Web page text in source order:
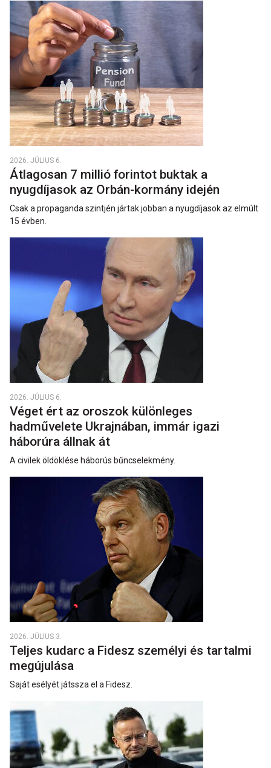
2026. JÚLIUS 6.
Átlagosan 7 millió forintot buktak a
nyugdíjasok az Orbán-kormány idején
Csak a propaganda szintjén jártak jobban a nyugdíjasok az elmúlt
15 évben.
2026. JÚLIUS 6.
Véget ért az oroszok különleges
hadművelete Ukrajnában, immár igazi
háborúra állnak át
A civilek öldöklése háborús bűncselekmény.
2026. JÚLIUS 3.
Teljes kudarc a Fidesz személyi és tartalmi
megújulása
Saját esélyét játssza el a Fidesz.